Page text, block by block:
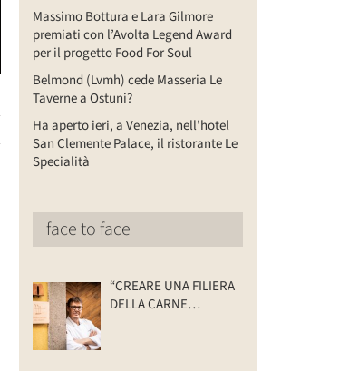
Massimo Bottura e Lara Gilmore
premiati con l’Avolta Legend Award
per il progetto Food For Soul
Belmond (Lvmh) cede Masseria Le
Taverne a Ostuni?
Ha aperto ieri, a Venezia, nell’hotel
San Clemente Palace, il ristorante Le
Specialità
face to face
“CREARE UNA FILIERA
DELLA CARNE